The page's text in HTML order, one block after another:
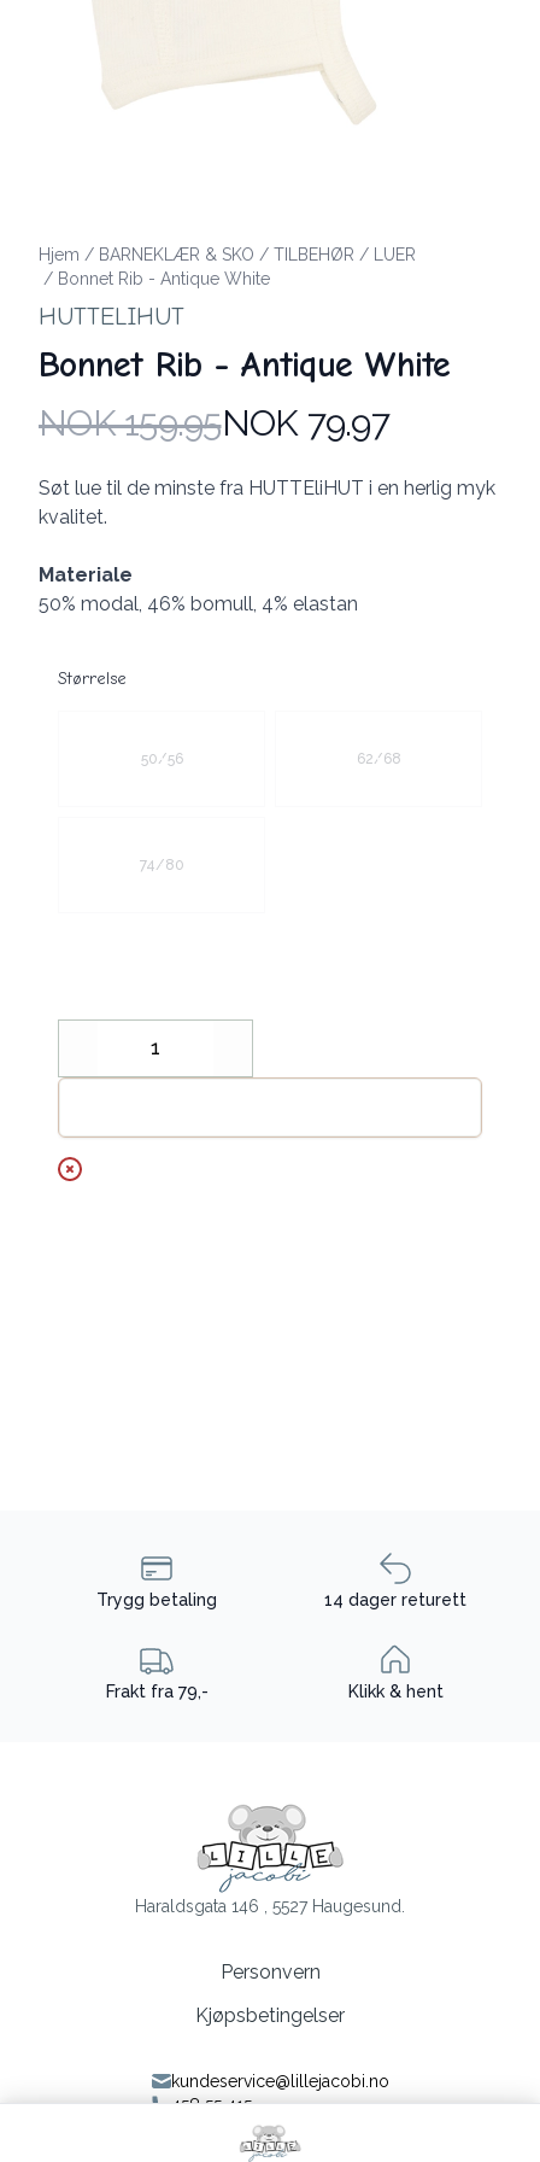
Hjem / BARNEKLÆR & SKO / TILBEHØR /
LUER
/ Bonnet Rib - Antique White
HUTTELIHUT
Bonnet Rib - Antique White
Produktdetaljer
NOK 159.95NOK 79.97
Description
Søt lue til de minste fra HUTTEliHUT i en herlig myk
kvalitet.
Materiale
50% modal, 46% bomull, 4% elastan
Størrelse
50/56 62/68
74/80
Decrease
Trygg betaling 14 dager returett
Frakt fra 79,- Klikk & hent
Haraldsgata 146 , 5527 Haugesund.
Personvern
Kjøpsbetingelser
kundeservice@lillejacobi.no
458 55 415
Følg oss på Facebook
Følg oss på Instagram